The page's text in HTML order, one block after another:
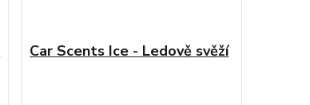
Car Scents Ice - Ledově svěží